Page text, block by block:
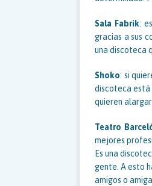
Sala Fabrik:
gracias a sus
una discoteca
Shoko: si
discoteca está
quieren
Teatro
mejores
Es una
gente. A esto
amigos o